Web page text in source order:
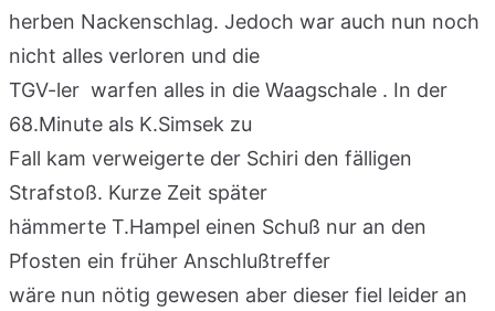
herben Nackenschlag. Jedoch war auch nun noch
nicht alles verloren und die
TGV-ler warfen alles in die Waagschale . In der
68.Minute als K.Simsek zu
Fall kam verweigerte der Schiri den fälligen
Strafstoß. Kurze Zeit später
hämmerte T.Hampel einen Schuß nur an den
Pfosten ein früher Anschlußtreffer
wäre nun nötig gewesen aber dieser fiel leider an